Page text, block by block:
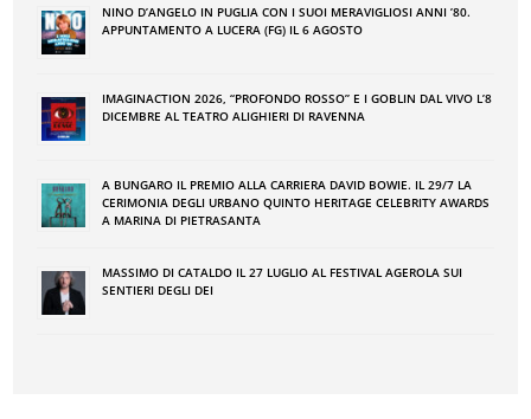
NINO DʼANGELO IN PUGLIA CON I SUOI MERAVIGLIOSI ANNI ʼ80.
APPUNTAMENTO A LUCERA (FG) IL 6 AGOSTO
IMAGINACTION 2026, “PROFONDO ROSSO” E I GOBLIN DAL VIVO L’8
DICEMBRE AL TEATRO ALIGHIERI DI RAVENNA
A BUNGARO IL PREMIO ALLA CARRIERA DAVID BOWIE. IL 29/7 LA
CERIMONIA DEGLI URBANO QUINTO HERITAGE CELEBRITY AWARDS
A MARINA DI PIETRASANTA
MASSIMO DI CATALDO IL 27 LUGLIO AL FESTIVAL AGEROLA SUI
SENTIERI DEGLI DEI